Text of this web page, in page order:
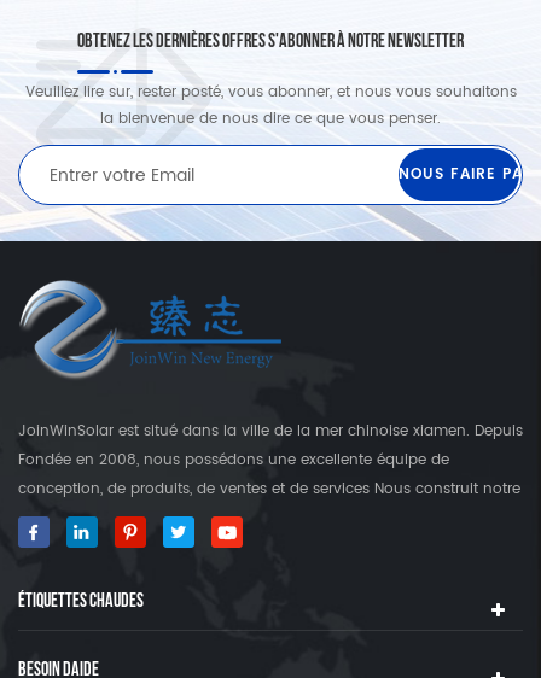
OBTENEZ LES DERNIÈRES OFFRES S'ABONNER À NOTRE NEWSLETTER
Veuillez lire sur, rester posté, vous abonner, et nous vous souhaitons
la bienvenue de nous dire ce que vous penser.
JoinWinSolar est situé dans la ville de la mer chinoise xiamen. Depuis
Fondée en 2008, nous possédons une excellente équipe de
conception, de produits, de ventes et de services Nous construit notre
propre usine qui est plus que 3000 Square's terre. En tant que
fournisseur mondial des crochets de fixation solaire, JoinwinSolar a
notre produit JoinwinSolar Les produits comprennent le Suivant: 1,
Systèmes de montage solaire sur le toit en métal et accessoires 2,
tuile Systèmes de montage solaire sur le toit et accessoires 3,
ÉTIQUETTES CHAUDES
BESOIN DAIDE